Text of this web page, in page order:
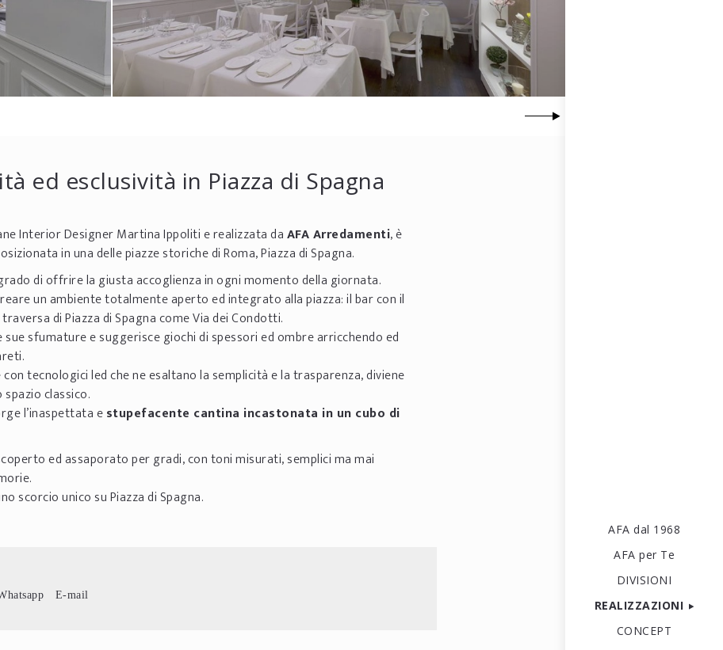
AFA dal 1968
AFA per Te
DIVISIONI
REALIZZAZIONI
CONCEPT
ed esclusività in Piazza di Spagna
Interior Designer Martina Ippoliti e realizzata daAFA Arredamenti, è
in una delle piazze storiche di Roma, Piazza di Spagna.
di offrire la giusta accoglienza in ogni momento della giornata.
un ambiente totalmente aperto ed integrato alla piazza: il bar con il
di Piazza di Spagna come Via dei Condotti.
sfumature e suggerisce giochi di spessori ed ombre arricchendo ed
tecnologici led che ne esaltano la semplicità e la trasparenza, diviene
classico.
l’inaspettata estupefacente cantina incastonata in un cubo di
ed assaporato per gradi, con toni misurati, semplici ma mai
scorcio unico su Piazza di Spagna.
E-mail